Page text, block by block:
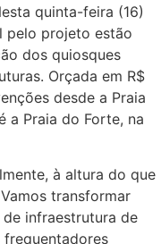
quinta-feira (16)
pelo projeto estão
dos quiosques
Orçada em R$
desde a Praia
a Praia do Forte, na
à altura do que
transformar
infraestrutura de
frequentadores